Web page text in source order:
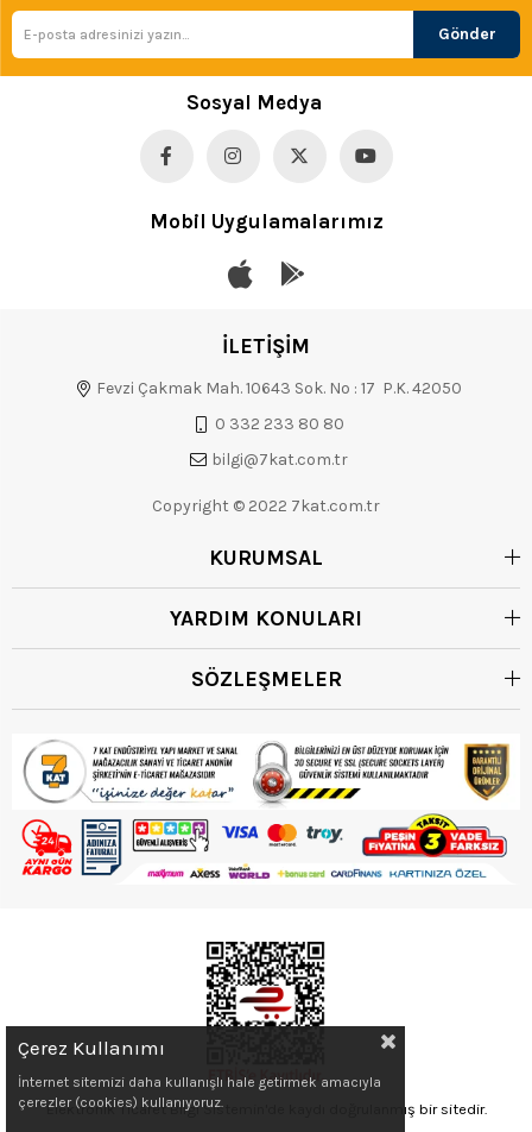
Gönder
Sosyal Medya
Mobil Uygulamalarımız
İLETİŞİM
Fevzi Çakmak Mah. 10643 Sok. No : 17 P.K. 42050
0 332 233 80 80
bilgi@7kat.com.tr
Copyright © 2022 7kat.com.tr
KURUMSAL
YARDIM KONULARI
SÖZLEŞMELER
Elektronik Ticaret Bilgi Sistemin'de kaydı doğrulanmış bir sitedir.
Çerez Kullanımı
İnternet sitemizi daha kullanışlı hale getirmek amacıyla
çerezler (cookies) kullanıyoruz.